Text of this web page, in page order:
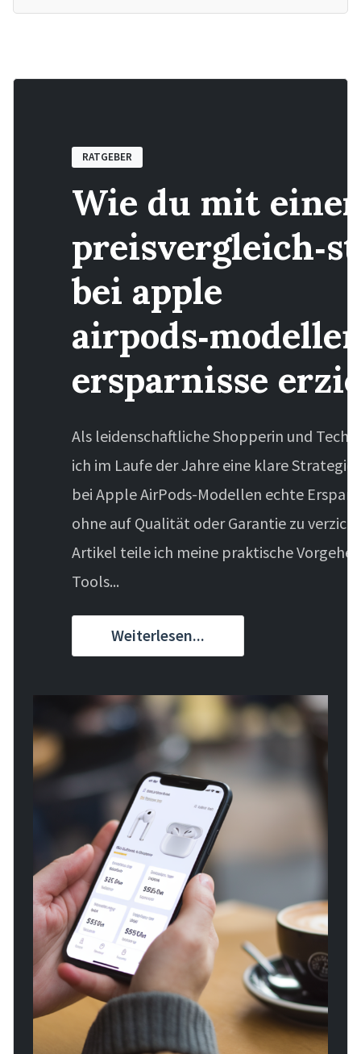
RATGEBER
Wie du mit einer
bei apple
ersparnisse
Als leidenschaftliche Shopperin und
ich im Laufe der Jahre eine klare
bei Apple AirPods-Modellen echte
ohne auf Qualität oder Garantie zu
Artikel teile ich meine praktische
Tools...
Weiterlesen...